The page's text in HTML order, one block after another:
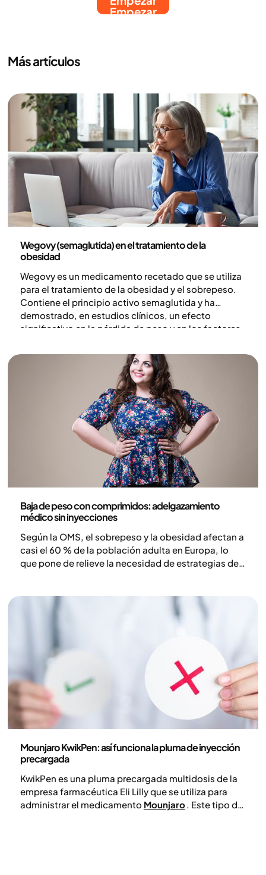
Empezar
Más artículos
Wegovy (semaglutida) en el tratamiento de la
obesidad
Wegovy es un medicamento recetado que se utiliza
para el tratamiento de la obesidad y el sobrepeso.
Contiene el principio activo semaglutida y ha
demostrado, en estudios clínicos, un efecto
significativo en la pérdida de peso y en los factores
regulación del apetito del cuerpo, este tratamiento
puede conducir a una mayor sensación de saciedad
y a una reducción de la ingesta de energía.
Baja de peso con comprimidos: adelgazamiento
médico sin inyecciones
Según la OMS, el sobrepeso y la obesidad afectan a
casi el 60 % de la población adulta en Europa, lo
que pone de relieve la necesidad de estrategias de
Mounjaro KwikPen: así funciona la pluma de inyección
precargada
KwikPen es una pluma precargada multidosis de la
empresa farmacéutica Eli Lilly que se utiliza para
administrar el medicamento Mounjaro. Este tipo de